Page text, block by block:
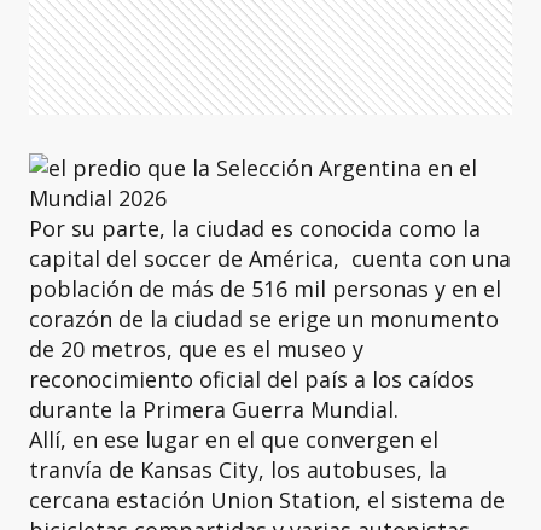
Por su parte, la ciudad es conocida como la
capital del soccer de América, cuenta con una
población de más de 516 mil personas y en el
corazón de la ciudad se erige un monumento
de 20 metros, que es el museo y
reconocimiento oficial del país a los caídos
durante la Primera Guerra Mundial.
Allí, en ese lugar en el que convergen el
tranvía de Kansas City, los autobuses, la
cercana estación Union Station, el sistema de